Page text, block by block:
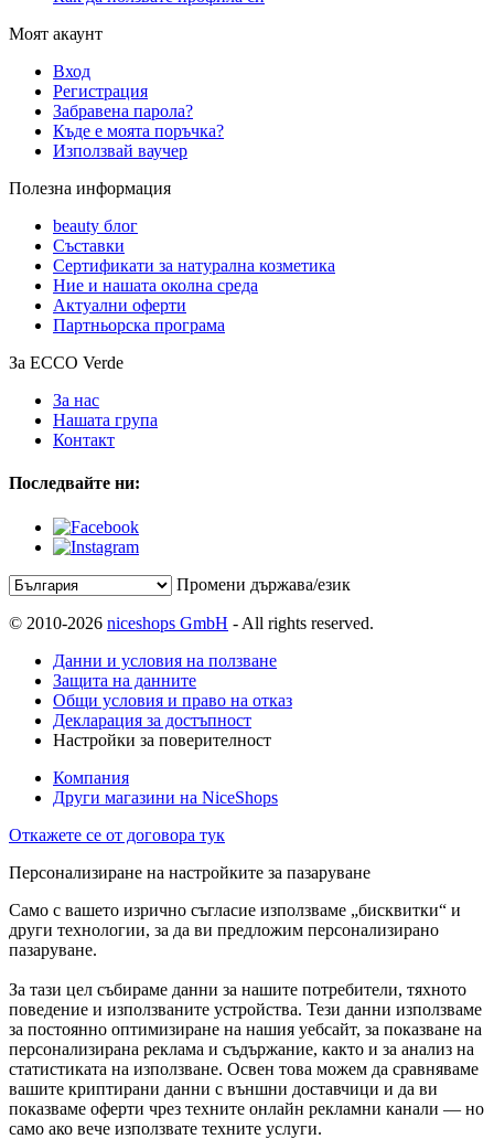
Моят акаунт
Вход
Регистрация
Забравена парола?
Къде е моята поръчка?
Използвай ваучер
Полезна информация
beauty блог
Съставки
Сертификати за натурална козметика
Ние и нашата околна среда
Актуални оферти
Партньорска програма
За ECCO Verde
За нас
Нашата група
Контакт
Последвайте ни:
Промени държава/език
© 2010-2026 niceshops GmbH - All rights reserved.
Данни и условия на ползване
Защита на данните
Общи условия и право на отказ
Декларация за достъпност
Настройки за поверителност
Компания
Други магазини на NiceShops
Откажете се от договора тук
Персонализиране на настройките за пазаруване
Само с вашето изрично съгласие използваме „бисквитки“ и
други технологии, за да ви предложим персонализирано
пазаруване.
За тази цел събираме данни за нашите потребители, тяхното
поведение и използваните устройства. Тези данни използваме
за постоянно оптимизиране на нашия уебсайт, за показване на
персонализирана реклама и съдържание, както и за анализ на
статистиката на използване. Освен това можем да сравняваме
вашите криптирани данни с външни доставчици и да ви
показваме оферти чрез техните онлайн рекламни канали — но
само ако вече използвате техните услуги.